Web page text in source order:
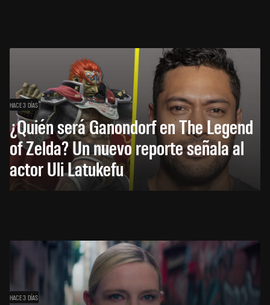
HACE 3 DÍAS
¿Quién será Ganondorf en The Legend
of Zelda? Un nuevo reporte señala al
actor Uli Latukefu
HACE 3 DÍAS